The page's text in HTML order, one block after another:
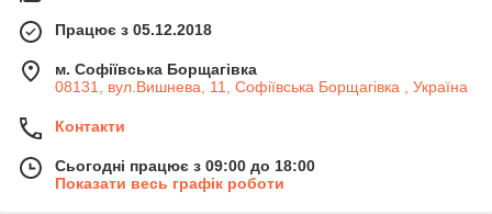
Працює з 05.12.2018
м. Софіївська Борщагівка
08131, вул.Вишнева, 11, Софіївська Борщагівка , Україна
Контакти
Сьогодні працює з 09:00 до 18:00
Показати весь графік роботи